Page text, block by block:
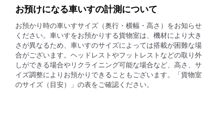
お預けになる車いすの計測について
お預かり時の車いすサイズ（奥行・横幅・高さ）をお知らせ
ください。車いすをお預かりする貨物室は、機材により大き
さが異なるため、車いすのサイズによっては搭載が困難な場
合がございます。ヘッドレストやフットレストなどの取り外
しができる場合やリクライニング可能な場合など、高さ、サ
イズ調整によりお預かりできることもございます。「貨物室
のサイズ（目安）」の表をご確認ください。